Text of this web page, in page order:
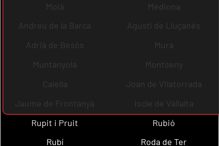
Moià
Mediona
Andreu de la Barca
Agustí de Lluçanès
Adrià de Besòs
Mura
Muntanyola
Montseny
Calella
Joan de Vilatorrada
Jaume de Frontanyà
Iscle de Vallalta
Rupit i Pruit
Rubió
Rubí
Roda de Ter